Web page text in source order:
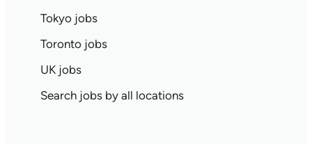
Tokyo jobs
Toronto jobs
UK jobs
Search jobs by all locations